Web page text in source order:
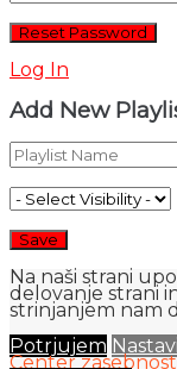
Log In
Add New
Na naši strani
delovanje strani
strinjanjem nam
Potrjujem
Center